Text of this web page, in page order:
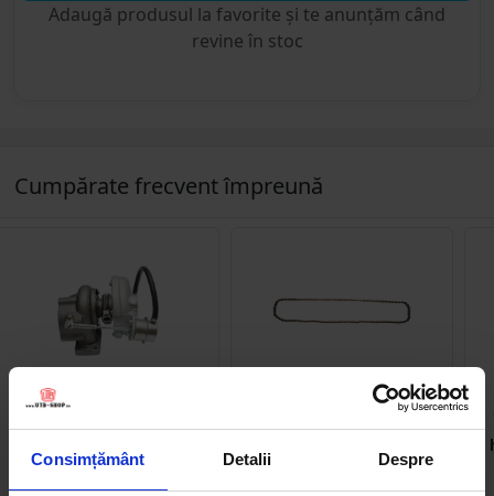
Consimțământ Detalii Despre
Adaugă produsul la favorite și te anunțăm când
revine în stoc
Cumpărate frecvent împreună
Turbosuflanta 75kW AC T3
pentru JCB, Perkins 3CX,
Dieselmax, 444 OEM 320-
06160
DISAS41
Lant semanatoare SPC 6-
08B1 91 zale